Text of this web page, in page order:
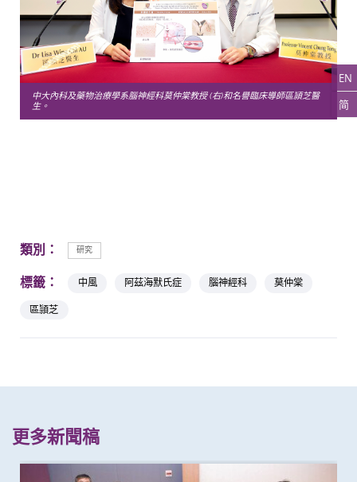
EN
简
中大內科及藥物治療學系腦神經科莫仲棠教授 (右)和名譽臨床導師區頴芝醫
生。
類別： 研究
標籤： 中風 阿茲海默氏症 腦神經科
莫仲棠
區頴芝
更多新聞稿